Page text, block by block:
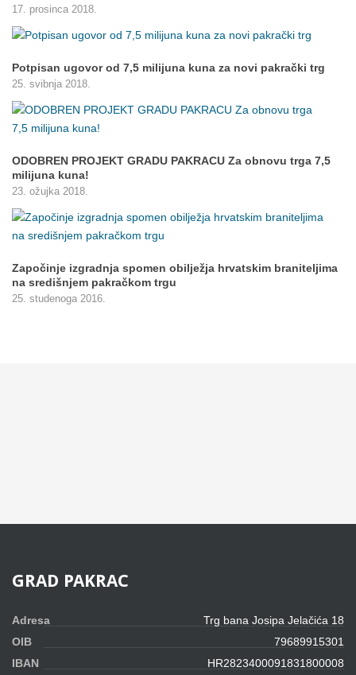
17. prosinca 2018.
Potpisan ugovor od 7,5 milijuna kuna za novi pakrački trg
25. svibnja 2018.
ODOBREN PROJEKT GRADU PAKRACU Za obnovu trga 7,5
milijuna kuna!
23. ožujka 2018.
Započinje izgradnja spomen obilježja hrvatskim braniteljima
na središnjem pakračkom trgu
25. studenoga 2016.
GRAD PAKRAC
Adresa
Trg bana Josipa Jelačića 18
OIB
79689915301
IBAN
HR2823400091831800008